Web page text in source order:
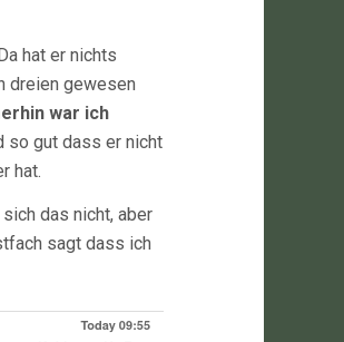
hat er nichts
dreien gewesen
war ich
so gut dass er nicht
hat.
das nicht, aber
sagt dass ich